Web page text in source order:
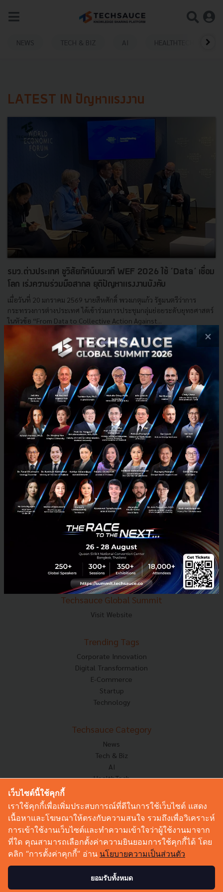
NEWS TECH & BIZ AI HEALTHTECH
LATEST IN ปัญหาแรงงาน
รมว.ต่างประเทศ ชูวิสัยทัศน์บนเวที WEF 2026 ใช้ ‘Data’ เชื่อม
โลก เร่งความร่วมมือสากล ยุติปัญหาแรงงานบังคับ
เมื่อวันที่ 20 มกราคม 2569 นายสีหศักดิ์ พวงเกตุแก้ว รัฐมนตรีว่าการ
กระทรวงการต่างประเทศ ได้เข้าร่วมการประชุมกลุ่มย่อยระดับยุทธศาสตร์
ในหัวข้อ “From Data to Collective Action Against...
| ByTechsauce Team
wef ปัญหาแรงงาน รมว.ต่างประเทศ world-economic-forum-2026
E-mail :contact@techsauce.co
Tel : 02-001-5375
Mobile : 06-4658-9500
Techsauce Media
About Techsauce
Techsauce Services
Privacy Policy
ส่งบทความ
Techsauce Global Summit
Visit Website
Trending Tags
Corporate Innovation
Digital Transformation
E-Commerce
Startup
Technology
Techsauce Category
News
Tech & Biz
AI
HealthTech
Corp Innov
Saucy Thoughts
Sustainable
Videos
Podcast
×
เว็บไซต์นี้ใช้คุกกี้
เราใช้คุกกี้เพื่อเพิ่มประสบการณ์ที่ดีในการใช้เว็บไซต์ แสดง
เนื้อหาและโฆษณาให้ตรงกับความสนใจ รวมถึงเพื่อวิเคราะห์
การเข้าใช้งานเว็บไซต์และทำความเข้าใจว่าผู้ใช้งานมาจาก
ที่ใด คุณสามารถเลือกตั้งค่าความยินยอมการใช้คุกกี้ได้ โดย
คลิก “การตั้งค่าคุกกี้” อ่าน นโยบายความเป็นส่วนตัว
ยอมรับทั้งหมด